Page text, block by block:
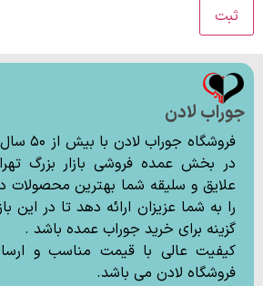
جوراب لادن
فروشگاه
در بخش عمده فروشی بازار بزرگ
علایق و سلیقه شما بهترین محصولات
را به شما عزیزان ارائه دهد تا در این
گزینه برای خرید جوراب عمده باشد .
کیفیت عالی با قیمت مناسب و
فروشگاه لادن می باشد.